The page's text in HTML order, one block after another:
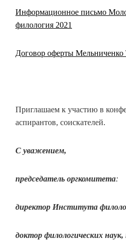
Информационное письмо
филология 2021
Договор оферты Мельниченко
Приглашаем к участию в
аспирантов, соискателей.
С уважением,
председатель оргкомитета:
директор Института
доктор филологических наук,